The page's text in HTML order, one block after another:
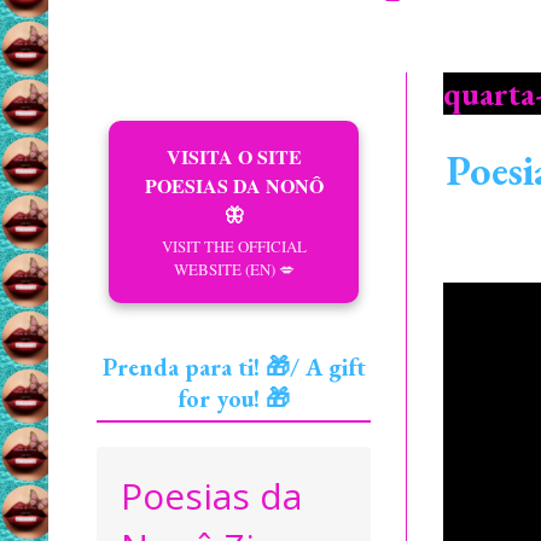
VISITA O SITE
POESIAS DA NONÔ
🦋
VISIT THE OFFICIAL
WEBSITE (EN) 💋
Prenda para ti! 🎁/ A gift
for you! 🎁
Poesias da